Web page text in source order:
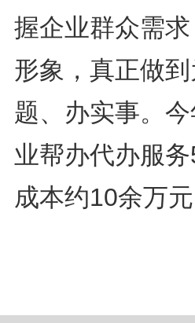
握企业群众需求
形象，真正做
题、办实事。
业帮办代办服
成本约10余万元